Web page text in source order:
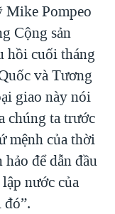
Pompeo
Cộng sản
hồi cuối tháng
và Tương
giao này nói
chúng ta trước
mệnh của thời
để dẫn đầu
nước của